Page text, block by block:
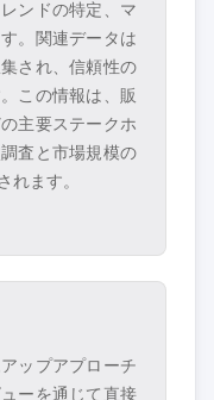
ンドの特定、マ
。関連データは
され、信頼性の
この情報は、販
主要ステークホ
査と市場規模の
ます。
ップアプローチ
ーを通じて直接